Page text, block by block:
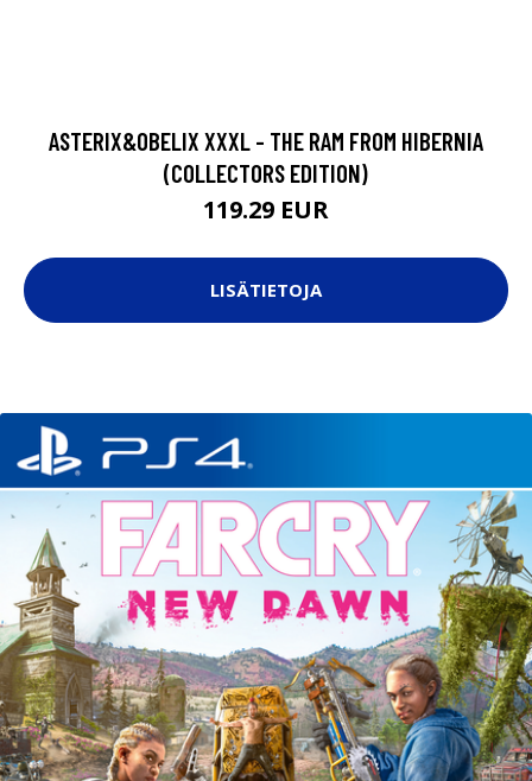
ASTERIX&OBELIX XXXL - THE RAM FROM HIBERNIA
(COLLECTORS EDITION)
119.29 EUR
LISÄTIETOJA